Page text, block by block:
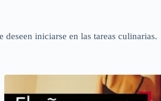
iniciarse en las tareas culinarias.